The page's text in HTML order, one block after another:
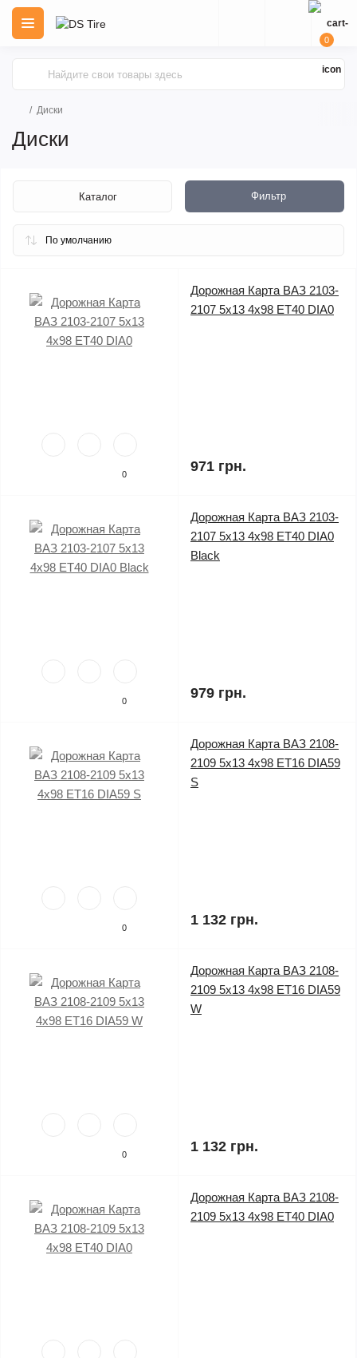
0
Диски
Диски
Каталог Фильтр
0
Дорожная Карта ВАЗ 2103-
2107 5x13 4x98 ET40 DIA0
971 грн.
0
Дорожная Карта ВАЗ 2103-
2107 5x13 4x98 ET40 DIA0
Black
979 грн.
0
Дорожная Карта ВАЗ 2108-
2109 5x13 4x98 ET16 DIA59
S
1 132 грн.
0
Дорожная Карта ВАЗ 2108-
2109 5x13 4x98 ET16 DIA59
W
1 132 грн.
Дорожная Карта ВАЗ 2108-
2109 5x13 4x98 ET40 DIA0